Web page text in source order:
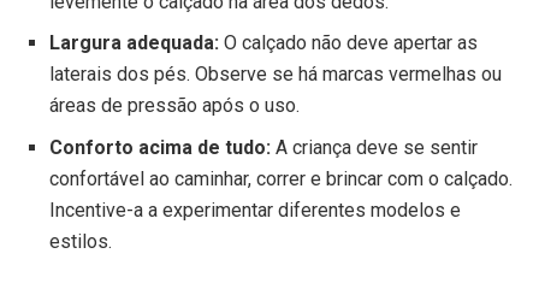
Largura adequada:O calçado não deve apertar as
laterais dos pés. Observe se há marcas vermelhas ou
áreas de pressão após o uso.
Conforto acima de tudo:A criança deve se sentir
confortável ao caminhar, correr e brincar com o calçado.
Incentive-a a experimentar diferentes modelos e
estilos.